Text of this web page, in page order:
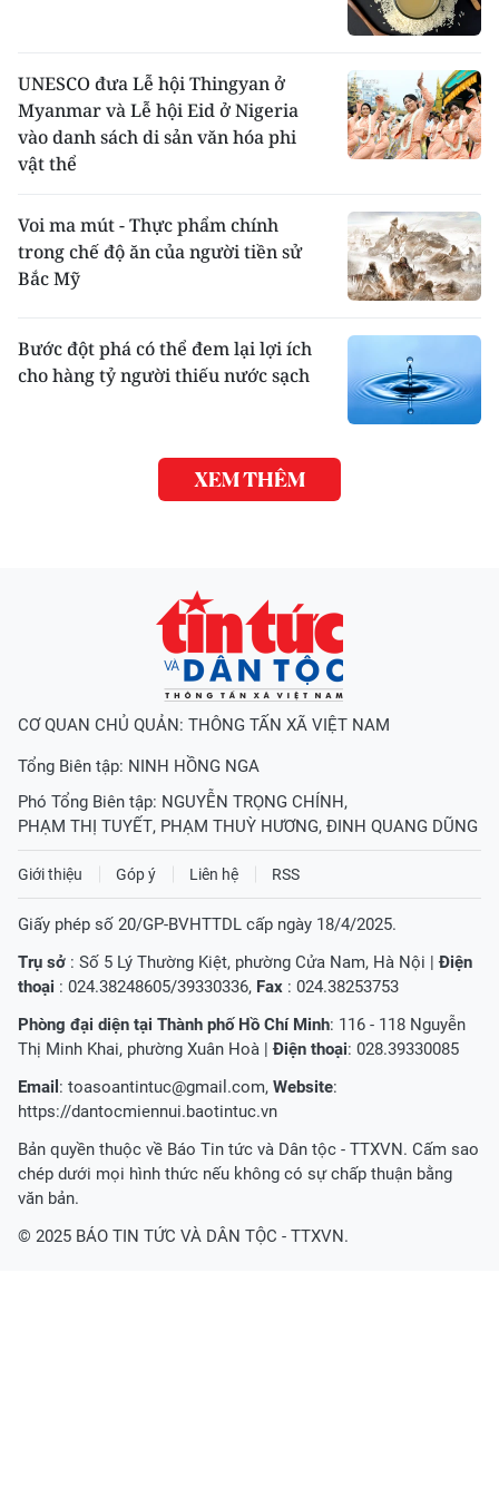
UNESCO đưa Lễ hội Thingyan ở
Myanmar và Lễ hội Eid ở Nigeria
vào danh sách di sản văn hóa phi
vật thể
Voi ma mút - Thực phẩm chính
trong chế độ ăn của người tiền sử
Bắc Mỹ
Bước đột phá có thể đem lại lợi ích
cho hàng tỷ người thiếu nước sạch
XEM THÊM
CƠ QUAN CHỦ QUẢN: THÔNG TẤN XÃ VIỆT NAM
Tổng Biên tập: NINH HỒNG NGA
Phó Tổng Biên tập: NGUYỄN TRỌNG CHÍNH,
PHẠM THỊ TUYẾT, PHẠM THUỲ HƯƠNG, ĐINH QUANG DŨNG
Giới thiệu Góp ý Liên hệ RSS
Giấy phép số 20/GP-BVHTTDL cấp ngày 18/4/2025.
Trụ sở : Số 5 Lý Thường Kiệt, phường Cửa Nam, Hà Nội |Điện
thoại : 024.38248605/39330336, Fax : 024.38253753
Phòng đại diện tại Thành phố Hồ Chí Minh: 116 - 118 Nguyễn
Thị Minh Khai, phường Xuân Hoà |Điện thoại: 028.39330085
Email : toasoantintuc@gmail.com, Website:
https://dantocmiennui.baotintuc.vn
Bản quyền thuộc về Báo Tin tức và Dân tộc - TTXVN. Cấm sao
chép dưới mọi hình thức nếu không có sự chấp thuận bằng
văn bản.
© 2025 BÁO TIN TỨC VÀ DÂN TỘC - TTXVN.